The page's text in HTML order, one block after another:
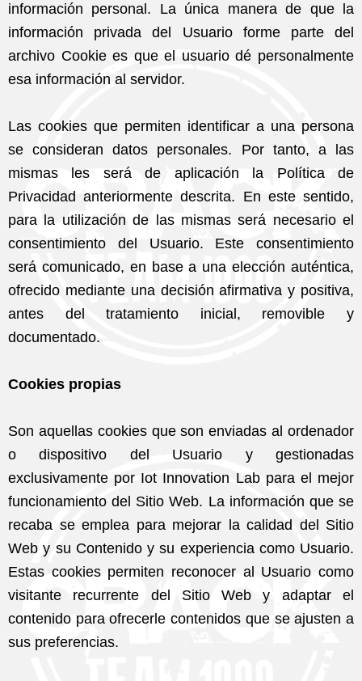
información personal. La única manera de que la
información privada del Usuario forme parte del
archivo Cookie es que el usuario dé personalmente
esa información al servidor.
Las cookies que permiten identificar a una persona
se consideran datos personales. Por tanto, a las
mismas les será de aplicación la Política de
Privacidad anteriormente descrita. En este sentido,
para la utilización de las mismas será necesario el
consentimiento del Usuario. Este consentimiento
será comunicado, en base a una elección auténtica,
ofrecido mediante una decisión afirmativa y positiva,
antes del tratamiento inicial, removible y
documentado.
Cookies propias
Son aquellas cookies que son enviadas al ordenador
o dispositivo del Usuario y gestionadas
exclusivamente por Iot Innovation Lab para el mejor
funcionamiento del Sitio Web. La información que se
recaba se emplea para mejorar la calidad del Sitio
Web y su Contenido y su experiencia como Usuario.
Estas cookies permiten reconocer al Usuario como
visitante recurrente del Sitio Web y adaptar el
contenido para ofrecerle contenidos que se ajusten a
sus preferencias.